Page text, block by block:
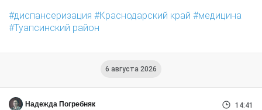
диспансеризация
Краснодарский край
медицина
Туапсинский район
6 августа 2026
Надежда Погребняк 14:41